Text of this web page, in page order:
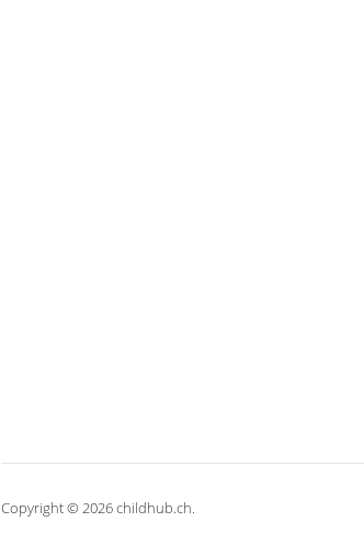
Copyright © 2026 childhub.ch.